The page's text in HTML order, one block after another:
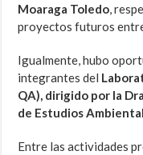
Moaraga Toledo,
proyectos futuros
Igualmente, hubo
integrantes del
QA), dirigido por la
de Estudios
Entre las actividades